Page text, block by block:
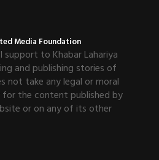
Media Foundation
to Khabar Lahariya
and publishing stories of
not take any legal or moral
the content published by
or on any of its other